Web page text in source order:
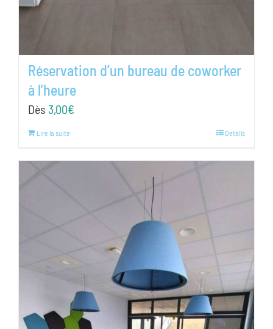
Réservation d’un bureau de coworker
à l’heure
Dès 3,00€
Lire la suite Details